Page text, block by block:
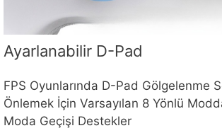
Ayarlanabilir D-Pad
FPS Oyunlarında D-Pad Gölgelenme
Önlemek İçin Varsayılan 8 Yönlü
Moda Geçişi Destekler